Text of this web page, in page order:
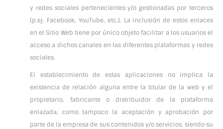
y redes sociales pertenecientes y/o gestionadas por terceros
(p.ej. Facebook, YouTube, etc.). La inclusión de estos enlaces
en el Sitio Web tiene por único objeto facilitar a los usuarios el
acceso a dichos canales en las diferentes plataformas y redes
sociales.
El establecimiento de estas aplicaciones no implica la
existencia de relación alguna entre la titular de la web y el
propietario, fabricante o distribuidor de la plataforma
enlazada, como tampoco la aceptación y aprobación por
parte de la empresa de sus contenidos y/o servicios, siendo su